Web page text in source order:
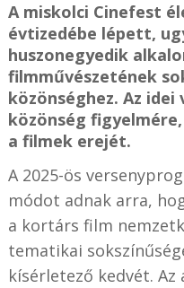
A miskolci Cinefest
évtizedébe lépett,
huszonegyedik
filmművészetének
közönséghez. Az
közönség
a filmek erejét.
A 2025-ös
módot adnak arra,
a kortárs film
tematikai
kísérletező kedvét. Az